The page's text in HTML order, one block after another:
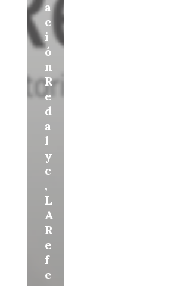
a
c
i
ó
n
R
e
d
a
l
y
c
,
L
A
R
e
f
e